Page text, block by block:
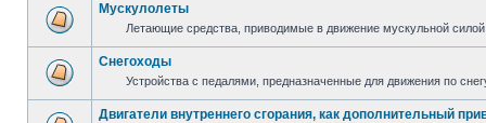
Мускулолеты
Летающие средства, приводимые в движение мускульной силой
Снегоходы
Устройства с педалями, предназначенные для движения по
Двигатели внутреннего сгорания, как дополнительный